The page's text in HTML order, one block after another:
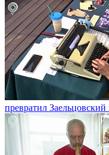
превратил